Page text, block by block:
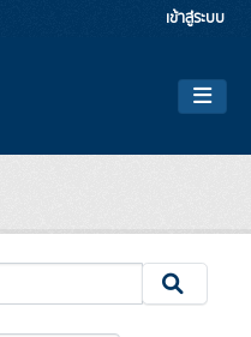
เข้าสู่ระบบ